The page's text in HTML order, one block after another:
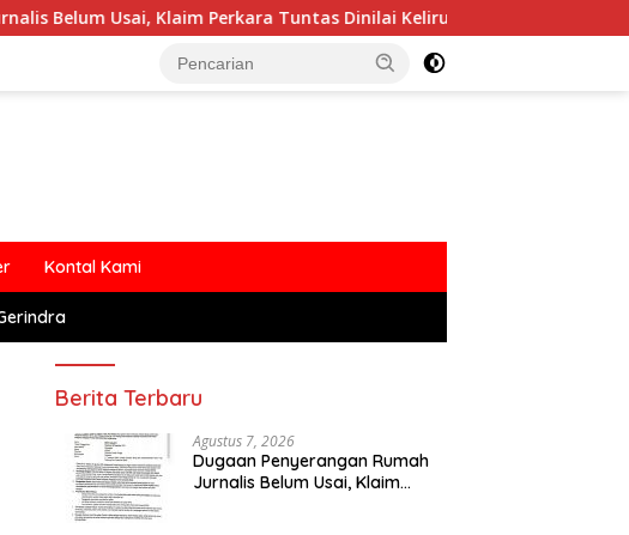
Klaim Perkara Tuntas Dinilai Keliru Polemik MBG Dengan
Kontal Kami
Berita Terbaru
Agustus 7, 2026
Dugaan Penyerangan Rumah
Jurnalis Belum Usai, Klaim